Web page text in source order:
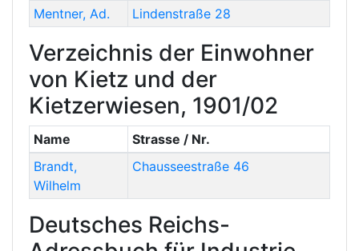
Mentner, Ad. Lindenstraße 28
Verzeichnis der Einwohner
von Kietz und der
Kietzerwiesen, 1901/02
Name
Strasse / Nr.
Brandt,
Wilhelm
Chausseestraße 46
Deutsches Reichs-